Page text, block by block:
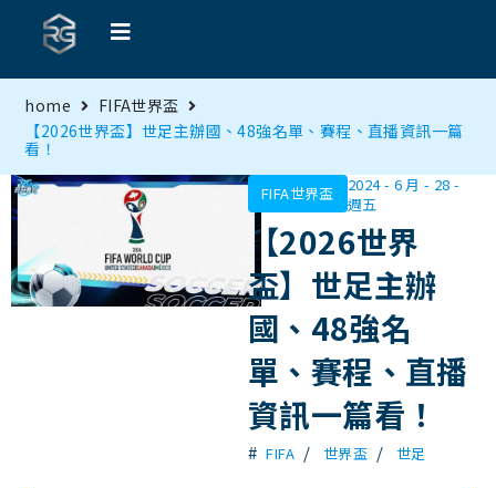
home
FIFA世界盃
【2026世界盃】世足主辦國、48強名單、賽程、直播資訊一篇
看！
FIFA世界盃
2024 - 6 月 - 28 -
週五
【2026世界
盃】世足主辦
國、48強名
單、賽程、直播
資訊一篇看！
# FIFA / 世界盃 / 世足